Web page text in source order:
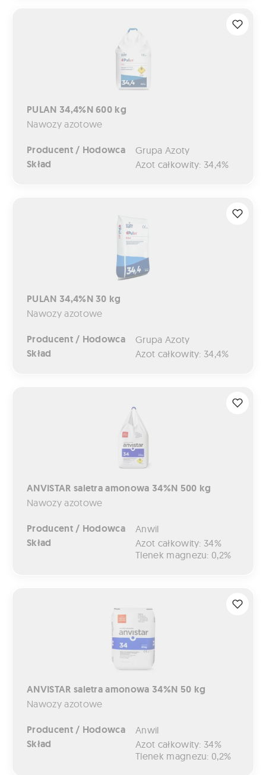
PULAN 34,4%N 600 kg
Nawozy azotowe
Producent / Hodowca Grupa Azoty
Skład Azot całkowity: 34,4%
PULAN 34,4%N 30 kg
Nawozy azotowe
Producent / Hodowca Grupa Azoty
Skład Azot całkowity: 34,4%
ANVISTAR saletra amonowa 34%N 500 kg
Nawozy azotowe
Producent / Hodowca Anwil
Skład
Azot całkowity: 34%
Tlenek magnezu: 0,2%
ANVISTAR saletra amonowa 34%N 50 kg
Nawozy azotowe
Producent / Hodowca Anwil
Skład
Azot całkowity: 34%
Tlenek magnezu: 0,2%